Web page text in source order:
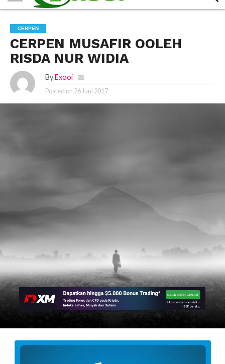
CERPEN
CERPEN MUSAFIR OOLEH
RISDA NUR WIDIA
By Exooi
Posted on 26 Juni 2017